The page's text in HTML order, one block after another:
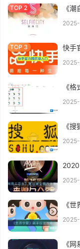
《
快手
《
《
《
《